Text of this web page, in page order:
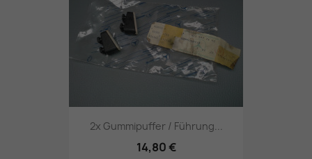
2x Gummipuffer / Führung...
14,80 €